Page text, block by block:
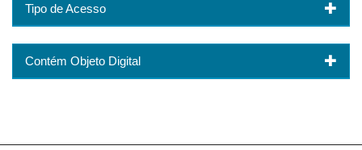
Tipo de Acesso
Contém Objeto Digital